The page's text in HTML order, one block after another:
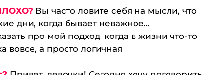
Вы часто ловите себя на мысли, что
дни, когда бывает неважное...
про мой подход, когда в жизни что-то
вовсе, а просто логичная